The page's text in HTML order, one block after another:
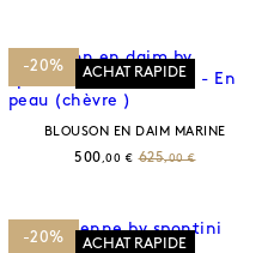
-20% ACHAT RAPIDE
BLOUSON EN DAIM MARINE
500 ,00 € 625,00 €
-20% ACHAT RAPIDE